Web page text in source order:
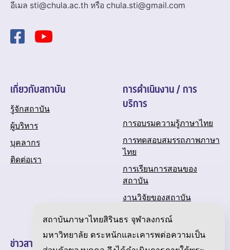
อีเมล sti@chula.ac.th หรือ chula.sti@gmail.com
เกี่ยวกับสถาบัน
รู้จักสถาบัน
ผู้บริหาร
บุคลากร
ติดต่อเรา
การดำเนินงาน / การ
บริการ
การอบรมความรู้ภาษาไทย
การทดสอบสมรรถภาพภาษา
ไทย
การเรียนการสอนของ
สถาบัน
งานวิจัยของสถาบัน
ปฏิทินกิจกรรมของสถาบัน
ข่าวสารและความเคลื่อนไหว
สถาบันภาษาไทยสิรินธร จุฬาลงกรณ์
มหาวิทยาลัย ตระหนักและเคารพต่อความเป็น